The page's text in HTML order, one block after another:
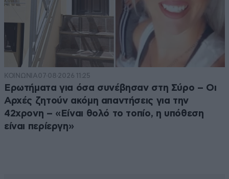
ΚΟΙΝΩΝΙΑ07·08·2026 11:25
Ερωτήματα για όσα συνέβησαν στη Σύρο – Οι
Αρχές ζητούν ακόμη απαντήσεις για την
42χρονη – «Είναι θολό το τοπίο, η υπόθεση
είναι περίεργη»